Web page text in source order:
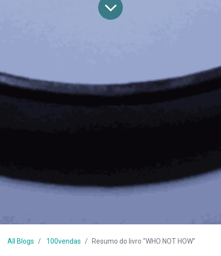
All Blogs 100vendas Resumo do livro "WHO NOT HOW"